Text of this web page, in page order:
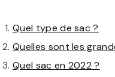
Quel type de sac ?
Quelles sont les
Quel sac en 2022 ?